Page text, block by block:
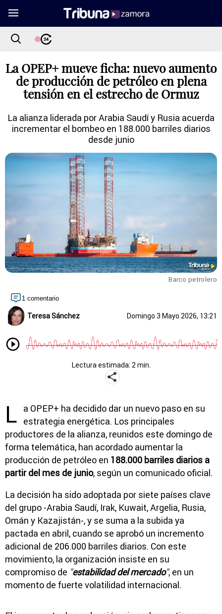
La OPEP+ mueve ficha: nuevo aumento
de producción de petróleo en plena
tensión en el estrecho de Ormuz
La alianza liderada por Arabia Saudí y Rusia acuerda
incrementar el bombeo en 188.000 barriles diarios
desde junio
Barco petrolero
1 comentario
Teresa Sánchez Domingo 3 Mayo 2026, 13:21
Lectura estimada: 2 min.
L
a OPEP+ ha decidido dar un nuevo paso en su
estrategia energética. Los principales
productores de la alianza, reunidos este domingo de
forma telemática, han acordado aumentar la
producción de petróleo en 188.000 barriles diarios a
partir del mes de junio, según un comunicado oficial.
La decisión ha sido adoptada por siete países clave
del grupo -Arabia Saudí, Irak, Kuwait, Argelia, Rusia,
Omán y Kazajistán-, y se suma a la subida ya
pactada en abril, cuando se aprobó un incremento
adicional de 206.000 barriles diarios. Con este
movimiento, la organización insiste en su
compromiso de "estabilidad del mercado", en un
momento de fuerte volatilidad internacional.